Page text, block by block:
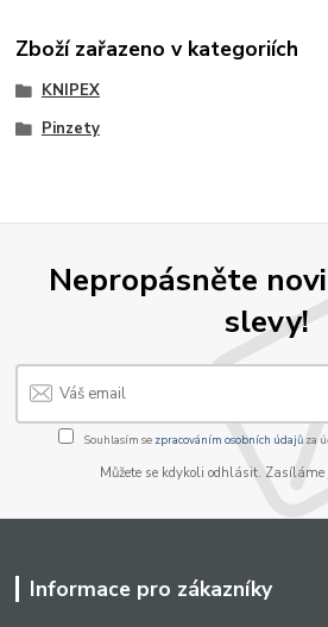
Zboží zařazeno v kategoriích
KNIPEX
Pinzety
Nepropásněte
slevy!
Souhlasím se zpracováním osobních údajůza
Můžete se kdykoli odhlásit.
Informace pro zákazníky